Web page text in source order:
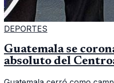
DEPORTES
Guatemala se
absoluto del